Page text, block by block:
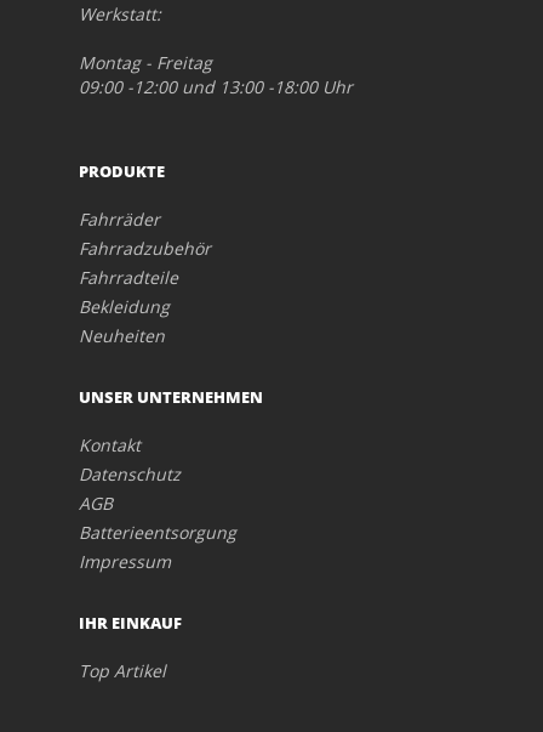
Werkstatt:
Montag - Freitag
09:00 -12:00 und 13:00 -18:00 Uhr
PRODUKTE
Fahrräder
Fahrradzubehör
Fahrradteile
Bekleidung
Neuheiten
UNSER UNTERNEHMEN
Kontakt
Datenschutz
AGB
Batterieentsorgung
Impressum
IHR EINKAUF
Top Artikel